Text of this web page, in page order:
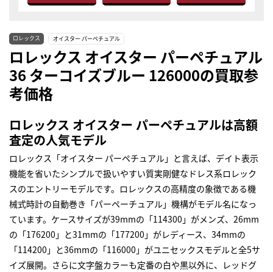
ロレックス オイスター パーペチュアル
ロレックス オイスター パーペチュアル
36 ターコイズブルー 126000の買取参
考価格
ロレックス オイスター パーペチュアルは高額
査定の人気モデル
ロレックス「オイスター パーペチュアル」と言えば、デイト表示
機能を省いたシンプルで扱いやすい質実剛健なドレス系ロレック
スのエントリーモデルです。ロレックスの高精度の象徴である機
械式時計の自動巻き「パーペーチュアル」機構がモデル名になっ
ています。ケースサイズが39mmの「114300」がメンズ、26mm
の「176200」と31mmの「177200」がレディース、34mmの
「114200」と36mmの「116000」がユニセックスモデルと全5サ
イズ展開。さらに文字盤カラーも定番の白や黒以外に、レッドグ